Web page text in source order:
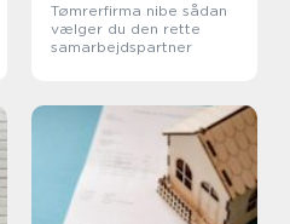
Tømrerfirma nibe sådan
vælger du den rette
samarbejdspartner